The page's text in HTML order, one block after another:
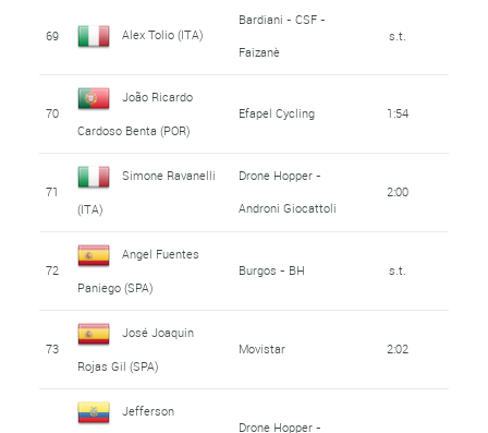
69 Alex Tolio (ITA)
Bardiani - CSF -
Faizanè
s.t.
70
João Ricardo
Cardoso Benta (POR)
Efapel Cycling 1:54
71
Simone Ravanelli
(ITA)
Drone Hopper -
Androni Giocattoli
2:00
72
Angel Fuentes
Paniego (SPA)
Burgos - BH s.t.
73
José Joaquin
Rojas Gil (SPA)
Movistar 2:02
Jefferson
Drone Hopper -